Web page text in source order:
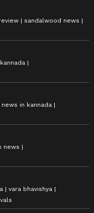
sandalwood news
in kannada
news
vara bhavishya